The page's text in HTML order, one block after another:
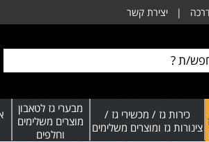
| יצירת קשר
כירות גז / מכשירי גז /
צינורות גז ומוצרים משלימים
מבערי גז לטאבון
מוצרים משלימים
וחלפים